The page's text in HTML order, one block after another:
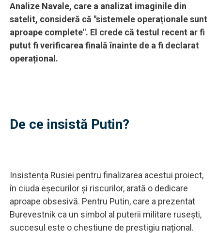
Analize Navale, care a analizat imaginile din
satelit, consideră că "sistemele operaționale sunt
aproape complete". El crede că testul recent ar fi
putut fi verificarea finală înainte de a fi declarat
operațional.
De ce insistă Putin?
Insistența Rusiei pentru finalizarea acestui proiect,
în ciuda eșecurilor și riscurilor, arată o dedicare
aproape obsesivă. Pentru Putin, care a prezentat
Burevestnik ca un simbol al puterii militare rusești,
succesul este o chestiune de prestigiu național.